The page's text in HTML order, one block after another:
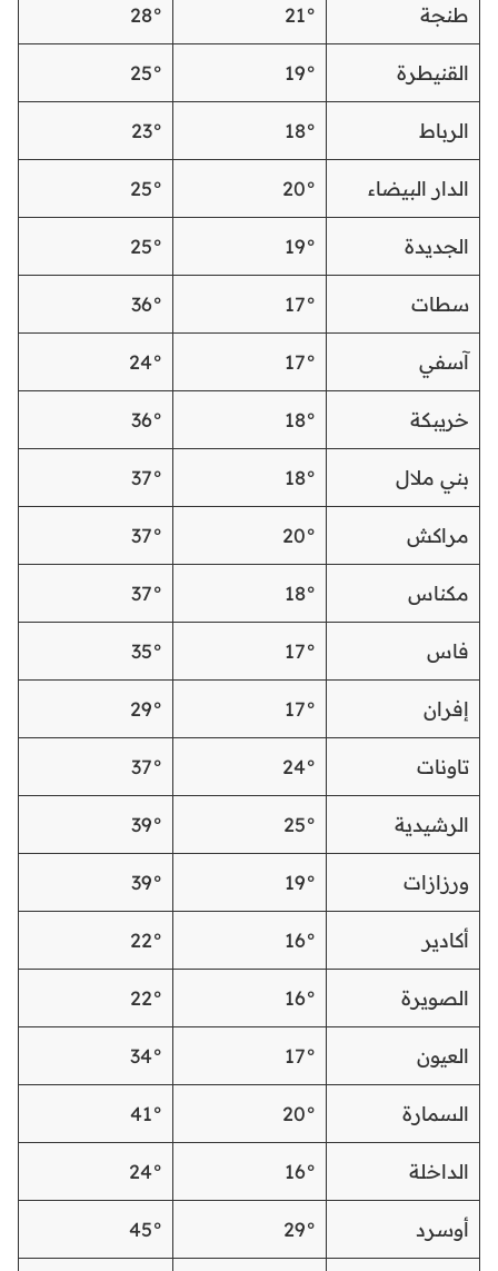
طنجة 21°
28°
القنيطرة 19°
25°
الرباط 18°
23°
الدار البيضاء 20°
25°
الجديدة 19°
25°
سطات 17°
36°
آسفي 17°
24°
خريبكة 18°
36°
بني ملال 18°
37°
مراكش 20°
37°
مكناس 18°
37°
فاس 17°
35°
إفران 17°
29°
تاونات 24°
37°
الرشيدية 25°
39°
ورزازات 19°
39°
أكادير 16°
22°
الصويرة 16°
22°
العيون 17°
34°
السمارة 20°
41°
الداخلة 16°
24°
أوسرد 29°
45°